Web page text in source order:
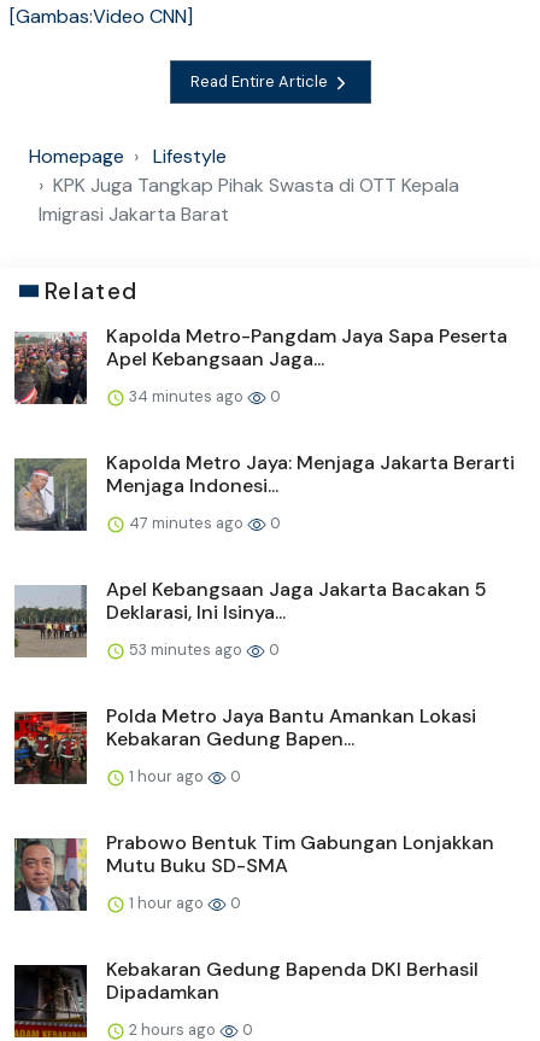
[Gambas:Video CNN]
Read Entire Article
Homepage
Lifestyle
KPK Juga Tangkap Pihak Swasta di OTT Kepala
Imigrasi Jakarta Barat
Related
Kapolda Metro-Pangdam Jaya Sapa Peserta
Apel Kebangsaan Jaga...
34 minutes ago 0
Kapolda Metro Jaya: Menjaga Jakarta Berarti
Menjaga Indonesi...
47 minutes ago 0
Apel Kebangsaan Jaga Jakarta Bacakan 5
Deklarasi, Ini Isinya...
53 minutes ago 0
Polda Metro Jaya Bantu Amankan Lokasi
Kebakaran Gedung Bapen...
1 hour ago 0
Prabowo Bentuk Tim Gabungan Lonjakkan
Mutu Buku SD-SMA
1 hour ago 0
Kebakaran Gedung Bapenda DKI Berhasil
Dipadamkan
2 hours ago 0